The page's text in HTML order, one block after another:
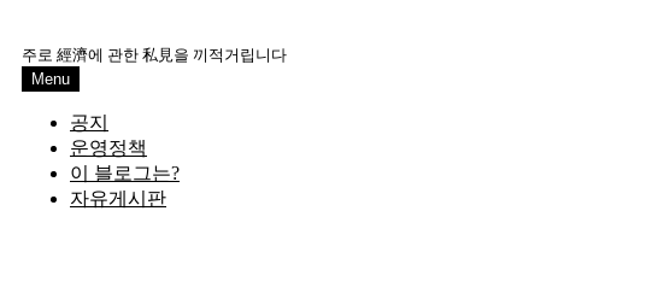
content
주로 經濟에 관한 私見을 끼적거립니다
Menu
공지
운영정책
이 블로그는?
자유게시판